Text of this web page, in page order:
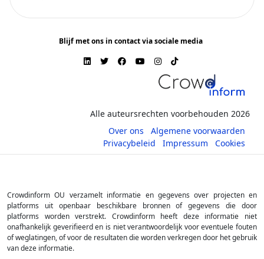
Blijf met ons in contact via sociale media
Alle auteursrechten voorbehouden 2026
Over ons
Algemene voorwaarden
Privacybeleid
Impressum Cookies
Crowdinform OU verzamelt informatie en gegevens over projecten en
platforms uit openbaar beschikbare bronnen of gegevens die door
platforms worden verstrekt. Crowdinform heeft deze informatie niet
onafhankelijk geverifieerd en is niet verantwoordelijk voor eventuele fouten
of weglatingen, of voor de resultaten die worden verkregen door het gebruik
van deze informatie.